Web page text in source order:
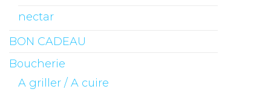
nectar
BON CADEAU
Boucherie
A griller / A cuire